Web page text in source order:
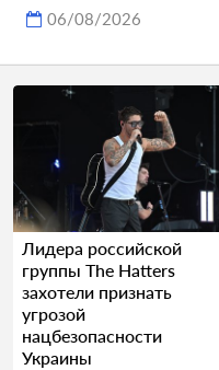
06/08/2026
Лидера российской
группы The Hatters
захотели признать
угрозой
нацбезопасности
Украины